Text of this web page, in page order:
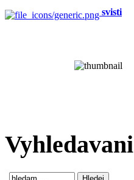
svisti
Vyhledavani